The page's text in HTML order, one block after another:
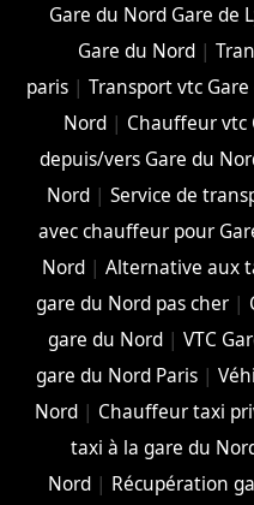
Gare du Nord Gare de
Gare du Nord |
paris| Transport vtc
Nord| Chauffeur vtc
depuis/vers Gare du
Nord| Service de
avec chauffeur pour
Nord| Alternative aux
gare du Nord pas cher|
gare du Nord| VTC
gare du Nord Paris |
Nord | Chauffeur taxi
taxi à la gare du
Nord| Récupération